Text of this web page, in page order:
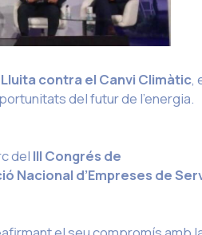
contra el Canvi Climàtic,
del futur de l’energia.
del III Congrés de
Nacional d’Empreses de